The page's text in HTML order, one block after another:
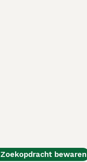
Zoekopdracht bewaren